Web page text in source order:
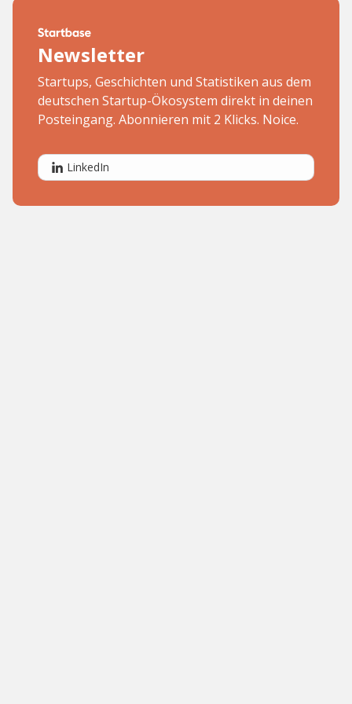
Newsletter
Startups, Geschichten und Statistiken aus dem
deutschen Startup-Ökosystem direkt in deinen
Posteingang. Abonnieren mit 2 Klicks. Noice.
LinkedIn